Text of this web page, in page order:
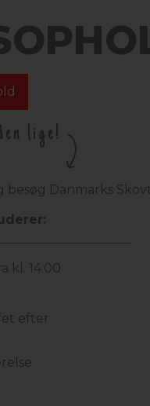
lige!
Danmarks
kl. 14.00
efter